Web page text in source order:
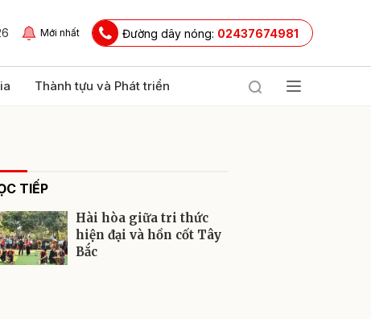
Mới nhất Đường dây nóng: 02437674981
Thành tựu và Phát triển
TIẾP
Hài hòa giữa tri thức
hiện đại và hồn cốt Tây
Bắc
Gửi